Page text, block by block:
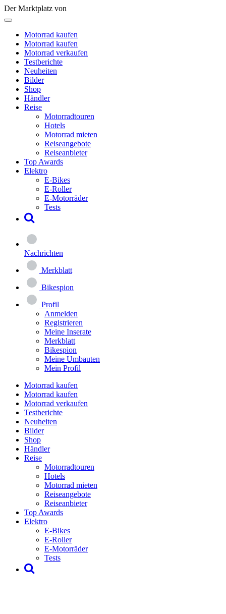
Der Marktplatz von
Motorrad kaufen
Motorrad kaufen
Motorrad verkaufen
Testberichte
Neuheiten
Bilder
Shop
Händler
Reise
Motorradtouren
Hotels
Motorrad mieten
Reiseangebote
Reiseanbieter
Top Awards
Elektro
E-Bikes
E-Roller
E-Motorräder
Tests
Nachrichten
Merkblatt
Bikespion
Profil
Anmelden
Registrieren
Meine Inserate
Merkblatt
Bikespion
Meine Umbauten
Mein Profil
Motorrad kaufen
Motorrad kaufen
Motorrad verkaufen
Testberichte
Neuheiten
Bilder
Shop
Händler
Reise
Motorradtouren
Hotels
Motorrad mieten
Reiseangebote
Reiseanbieter
Top Awards
Elektro
E-Bikes
E-Roller
E-Motorräder
Tests